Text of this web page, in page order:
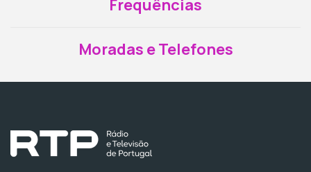
Frequências
Moradas e Telefones